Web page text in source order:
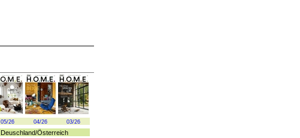
05/26 04/26 03/26
Deuschland/Österreich